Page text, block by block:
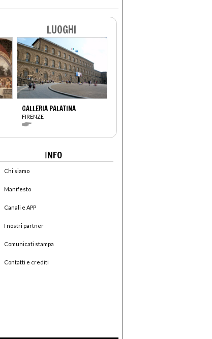
LUOGHI
GALLERIA PALATINA
FIRENZE
INFO
Chi siamo
Manifesto
Canali e APP
I nostri partner
Comunicati stampa
Contatti e crediti